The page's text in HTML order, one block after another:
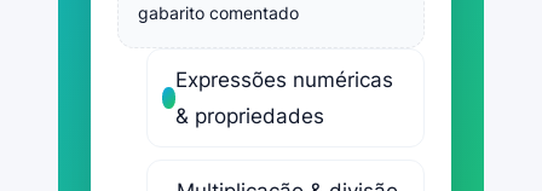
17) Um agricultor colheu 3.500
laranjas. Ele vendeu 1.850 na
feira e 720 para uma fábrica de
gabarito comentado
Expressões numéricas
& propriedades